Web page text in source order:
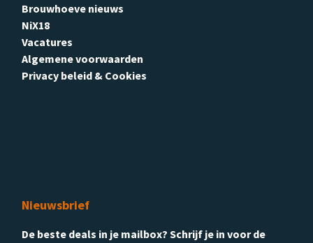
Brouwhoeve nieuws
NiX18
Vacatures
Algemene voorwaarden
Privacy beleid & Cookies
Nieuwsbrief
De beste deals in je mailbox? Schrijf je in voor de